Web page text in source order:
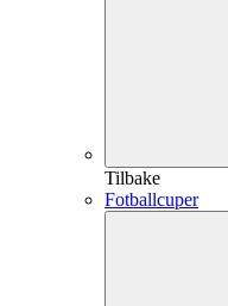
Tilbake
Fotballcuper